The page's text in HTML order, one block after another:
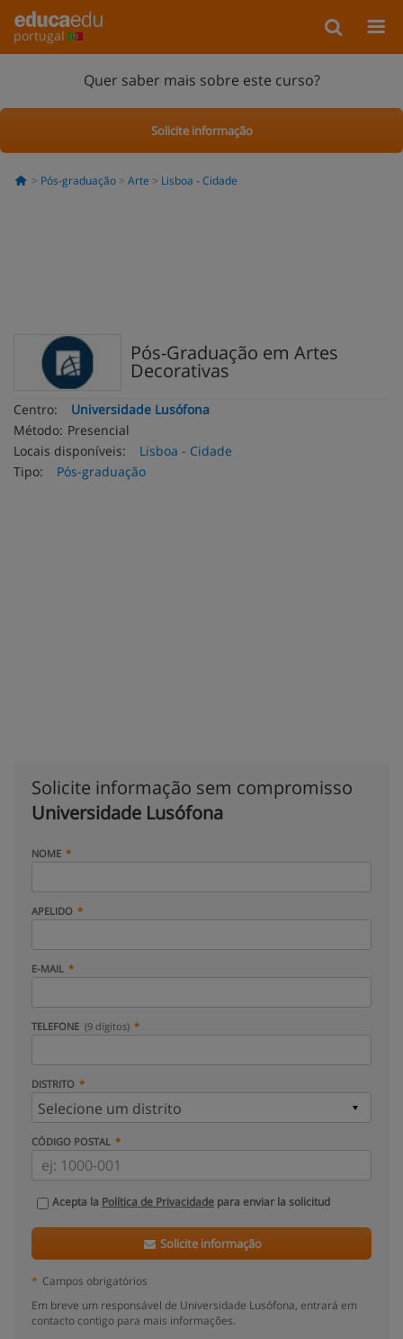
portugal
Quer saber mais sobre este curso?
Solicite informação
Pós-graduação Arte Lisboa - Cidade
Pós-Graduação em Artes
Decorativas
Centro:
Universidade Lusófona
Método: Presencial
Locais disponíveis:
Lisboa - Cidade
Tipo:
Pós-graduação
Solicite informação sem compromisso
Universidade Lusófona
NOME
APELIDO
E-MAIL
TELEFONE (9 dígitos)
DISTRITO
CÓDIGO POSTAL
Acepta la Política de Privacidade para enviar la solicitud
Solicite informação
* Campos obrigatórios
Em breve um responsável de Universidade Lusófona, entrará em
contacto contigo para mais informações.